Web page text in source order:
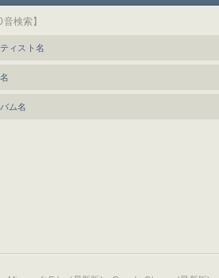
音検索】
ィスト名
ム名